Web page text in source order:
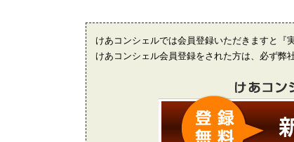
けあコンシェルでは会員登録いただきますと『
けあコンシェル会員登録をされた方は、必ず弊